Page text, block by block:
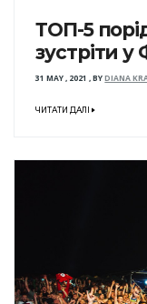
ТОП-5
зустріти у
31 MAY , 2021 ,BYDIANA
ЧИТАТИ ДАЛІ